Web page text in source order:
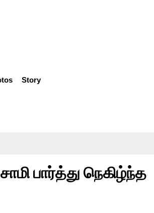
Story
பார்த்து நெகிழ்ந்த